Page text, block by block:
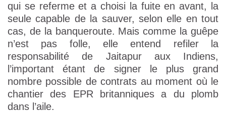
qui se referme et a choisi la fuite en avant, la
seule capable de la sauver, selon elle en tout
cas, de la banqueroute. Mais comme la guêpe
n’est pas folle, elle entend refiler la
responsabilité de Jaitapur aux Indiens,
l’important étant de signer le plus grand
nombre possible de contrats au moment où le
chantier des EPR britanniques a du plomb
dans l’aile.